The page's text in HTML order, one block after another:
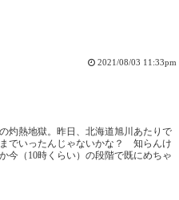
2021/08/03 11:33pm
灼熱地獄。昨日、北海道旭川あたりで
でいったんじゃないかな？ 知らんけ
今（10時くらい）の段階で既にめちゃ